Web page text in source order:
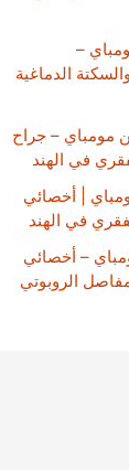
–
الدماغية
مومباي – جراح
في الهند
| أخصائي
في الهند
– أخصائي
الروبوتي